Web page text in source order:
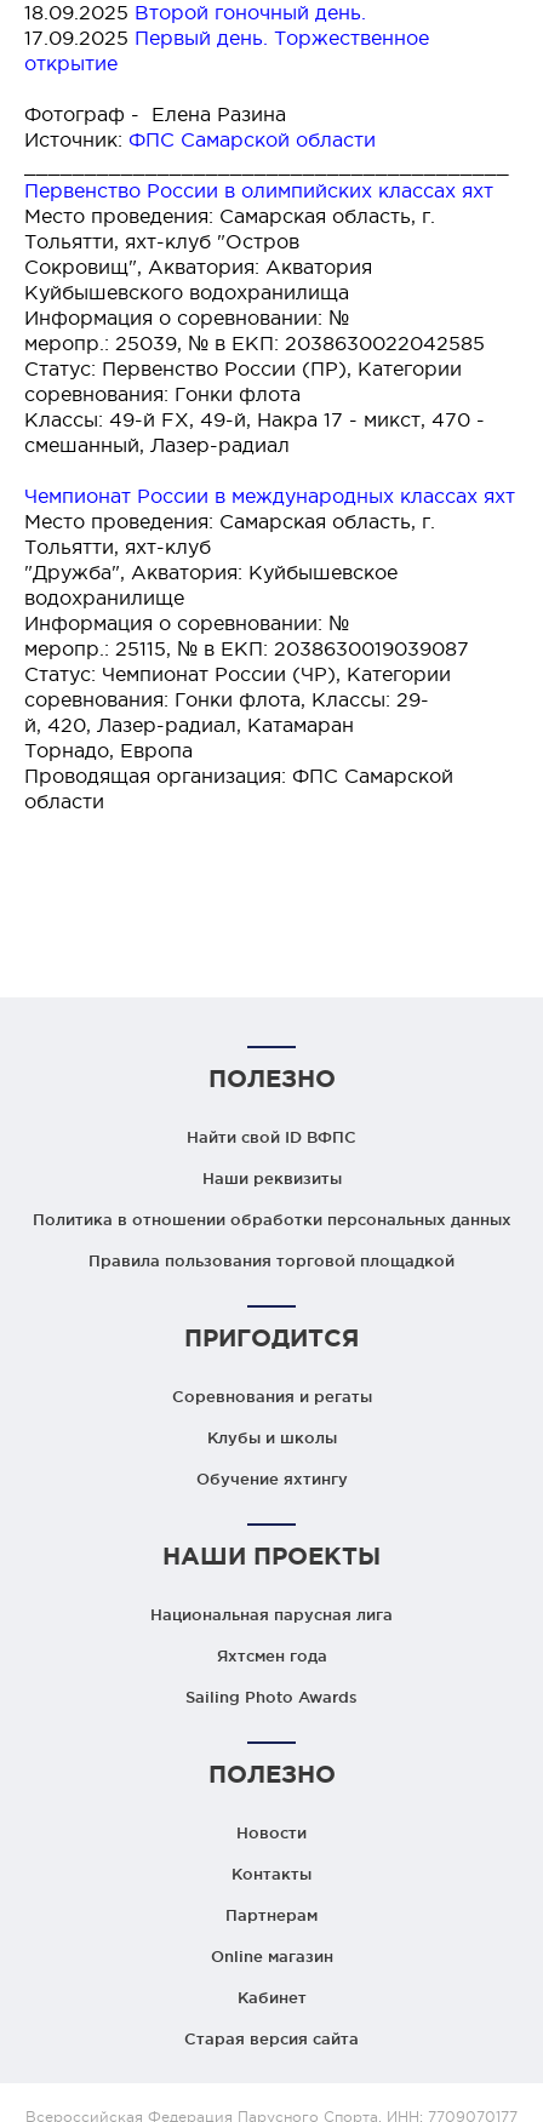
18.09.2025 Второй гоночный день.
17.09.2025 Первый день. Торжественное
открытие
Фотограф - Елена Разина
Источник: ФПС Самарской области
Первенство России в олимпийских классах яхт
Место проведения: Самарская область, г.
Тольятти, яхт-клуб "Остров
Сокровищ", Акватория: Акватория
Куйбышевского водохранилища
Информация о соревновании: №
меропр.: 25039, № в ЕКП: 2038630022042585
Статус: Первенство России (ПР), Категории
соревнования: Гонки флота
Классы: 49-й FX, 49-й, Накра 17 - микст, 470 -
смешанный, Лазер-радиал
Чемпионат России в международных классах яхт
Место проведения: Самарская область, г.
Тольятти, яхт-клуб
"Дружба", Акватория: Куйбышевское
водохранилище
Информация о соревновании: №
меропр.: 25115, № в ЕКП: 2038630019039087
Статус: Чемпионат России (ЧР), Категории
соревнования: Гонки флота, Классы: 29-
й, 420, Лазер-радиал, Катамаран
Торнадо, Европа
Проводящая организация: ФПС Самарской
области
ПОЛЕЗНО
Найти свой ID ВФПС
Наши реквизиты
Политика в отношении обработки персональных данных
Правила пользования торговой площадкой
ПРИГОДИТСЯ
Соревнования и регаты
Клубы и школы
Обучение яхтингу
НАШИ ПРОЕКТЫ
Национальная парусная лига
Яхтсмен года
Sailing Photo Awards
ПОЛЕЗНО
Новости
Контакты
Партнерам
Online магазин
Кабинет
Старая версия сайта
Всероссийская Федерация Парусного Спорта. ИНН: 7709070177